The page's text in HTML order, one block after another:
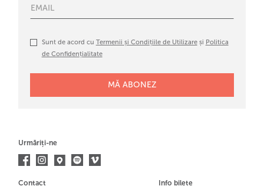
Sunt de acord cu Termenii și Condițiile de Utilizareși Politica
de Confidențialitate
Urmăriți-ne
Contact Info bilete